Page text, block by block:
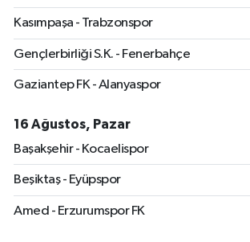
Kasımpaşa - Trabzonspor
Gençlerbirliği S.K. - Fenerbahçe
Gaziantep FK - Alanyaspor
16 Ağustos, Pazar
Başakşehir - Kocaelispor
Beşiktaş - Eyüpspor
Amed - Erzurumspor FK